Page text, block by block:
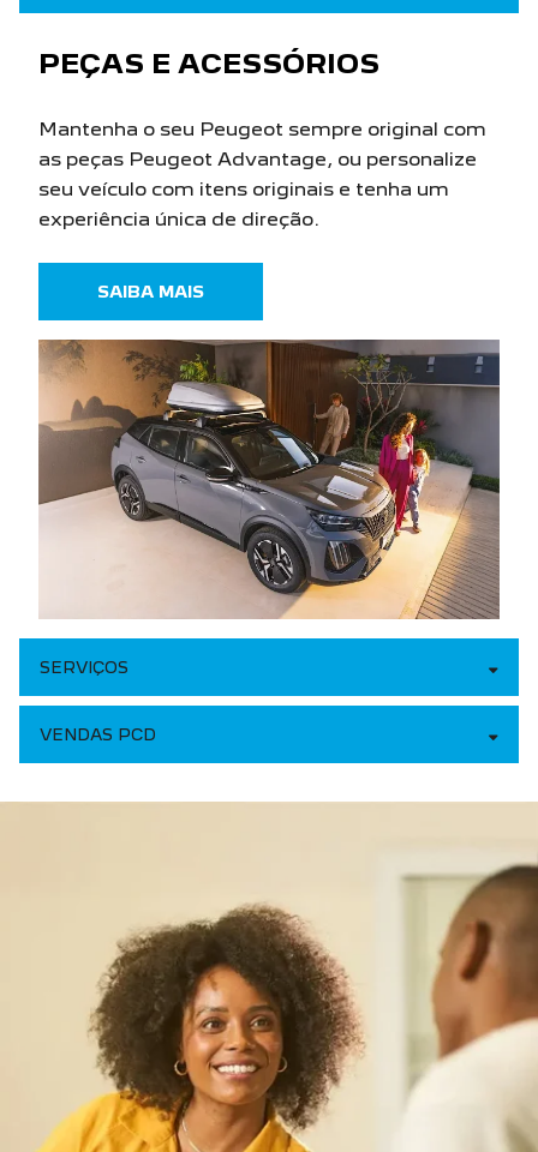
PEÇAS E ACESSÓRIOS
Mantenha o seu Peugeot sempre original com
as peças Peugeot Advantage, ou personalize
seu veículo com itens originais e tenha um
experiência única de direção.
SAIBA MAIS
SERVIÇOS
VENDAS PCD